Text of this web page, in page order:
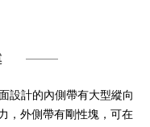
設計的內側帶有大型縱向
，外側帶有剛性塊，可在